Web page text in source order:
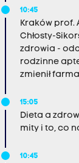
10:45
Kraków prof.
Chłosty-
zdrowia -
rodzinne
zmienił
15:05
Dieta a
mity i to, co
10:45